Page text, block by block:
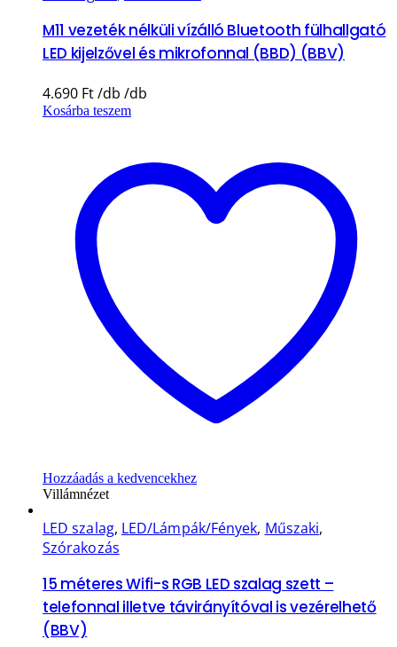
M11 vezeték nélküli vízálló Bluetooth fülhallgató
LED kijelzővel és mikrofonnal (BBD) (BBV)
4.690 Ft
Kosárba teszem
Hozzáadás a kedvencekhez
Villámnézet
LED szalag, LED/Lámpák/Fények, Műszaki,
Szórakozás
15 méteres Wifi-s RGB LED szalag szett –
telefonnal illetve távirányítóval is vezérelhető
(BBV)